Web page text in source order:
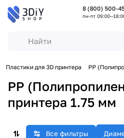
8 (800) 500-
пн-пт
Пластики для 3D принтера PP
PP
принтера 1.75 мм
Все фильтры